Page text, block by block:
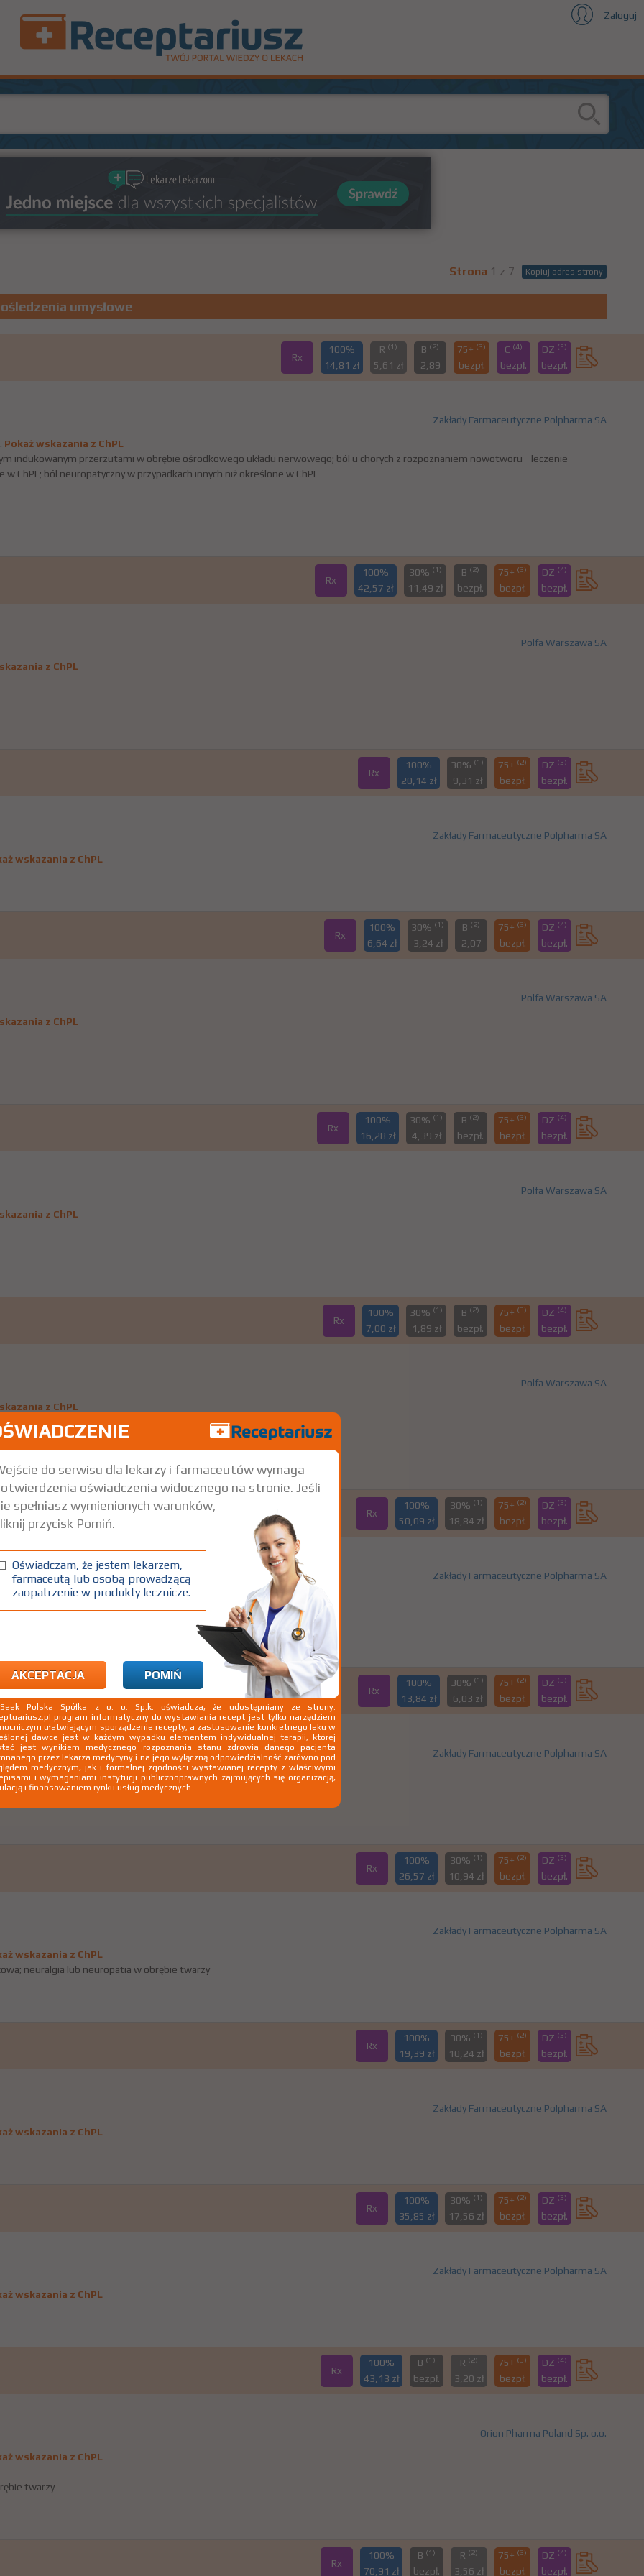
Zaloguj
Kopiuj adres strony
Strona 1 z 7
umysłowe
Rx
100%
14,81 zł
R (1)
5,61 zł
B (2)
2,89
75+ (3)
bezpł.
C (4)
bezpł.
DZ (5)
bezpł.
Zakłady Farmaceutyczne Polpharma SA
Pokaż wskazania z ChPL
indukowanym przerzutami w obrębie ośrodkowego układu nerwowego; ból u chorych z rozpoznaniem nowotworu - leczenie
ChPL; ból neuropatyczny w przypadkach innych niż określone w ChPL
Rx
100%
42,57 zł
30% (1)
11,49 zł
B (2)
bezpł.
75+ (3)
bezpł.
DZ (4)
bezpł.
Polfa Warszawa SA
z ChPL
Rx
100%
20,14 zł
30% (1)
9,31 zł
75+ (2)
bezpł.
DZ (3)
bezpł.
Zakłady Farmaceutyczne Polpharma SA
wskazania z ChPL
Rx
100%
6,64 zł
30% (1)
3,24 zł
B (2)
2,07
75+ (3)
bezpł.
DZ (4)
bezpł.
Polfa Warszawa SA
z ChPL
Rx
100%
16,28 zł
30% (1)
4,39 zł
B (2)
bezpł.
75+ (3)
bezpł.
DZ (4)
bezpł.
Polfa Warszawa SA
z ChPL
Rx
100%
7,00 zł
30% (1)
1,89 zł
B (2)
bezpł.
75+ (3)
bezpł.
DZ (4)
bezpł.
Polfa Warszawa SA
z ChPL
Rx
100%
50,09 zł
30% (1)
18,84 zł
75+ (2)
bezpł.
DZ (3)
bezpł.
Zakłady Farmaceutyczne Polpharma SA
wskazania z ChPL
neuralgia lub neuropatia w obrębie twarzy
Rx
100%
13,84 zł
30% (1)
6,03 zł
75+ (2)
bezpł.
DZ (3)
bezpł.
Zakłady Farmaceutyczne Polpharma SA
wskazania z ChPL
neuralgia lub neuropatia w obrębie twarzy
Rx
100%
26,57 zł
30% (1)
10,94 zł
75+ (2)
bezpł.
DZ (3)
bezpł.
Zakłady Farmaceutyczne Polpharma SA
wskazania z ChPL
neuralgia lub neuropatia w obrębie twarzy
Rx
100%
19,39 zł
30% (1)
10,24 zł
75+ (2)
bezpł.
DZ (3)
bezpł.
Zakłady Farmaceutyczne Polpharma SA
wskazania z ChPL
Rx
100%
35,85 zł
30% (1)
17,56 zł
75+ (2)
bezpł.
DZ (3)
bezpł.
Zakłady Farmaceutyczne Polpharma SA
wskazania z ChPL
Rx
100%
43,13 zł
B (1)
bezpł.
R (2)
3,20 zł
75+ (3)
bezpł.
DZ (4)
bezpł.
Orion Pharma Poland Sp. o.o.
wskazania z ChPL
twarzy
Rx
100%
70,91 zł
B (1)
bezpł.
R (2)
3,56 zł
75+ (3)
bezpł.
DZ (4)
bezpł.
do serwisu dla lekarzy i farmaceutów wymaga
oświadczenia widocznego na stronie. Jeśli
spełniasz wymienionych warunków,
przycisk Pomiń.
Oświadczam, że jestem lekarzem,
farmaceutą lub osobą prowadzącą
zaopatrzenie w produkty lecznicze.
AKCEPTACJA POMIŃ
Polska Spółka z o. o. Sp.k. oświadcza, że udostępniany ze strony:
program informatyczny do wystawiania recept jest tylko narzędziem
ułatwiającym sporządzenie recepty, a zastosowanie konkretnego leku w
dawce jest w każdym wypadku elementem indywidualnej terapii, której
jest wynikiem medycznego rozpoznania stanu zdrowia danego pacjenta
przez lekarza medycyny i na jego wyłączną odpowiedzialność zarówno pod
medycznym, jak i formalnej zgodności wystawianej recepty z właściwymi
i wymaganiami instytucji publicznoprawnych zajmujących się organizacją,
i finansowaniem rynku usług medycznych.